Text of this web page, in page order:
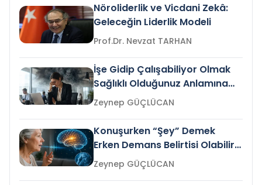
Nöroliderlik ve Vicdani Zekâ:
Geleceğin Liderlik Modeli
Prof.Dr. Nevzat TARHAN
İşe Gidip Çalışabiliyor Olmak
Sağlıklı Olduğunuz Anlamına
Gelir mi?Zeynep GÜÇLÜCAN
Konuşurken “Şey” Demek
Erken Demans Belirtisi Olabilir
mi?
Zeynep GÜÇLÜCAN